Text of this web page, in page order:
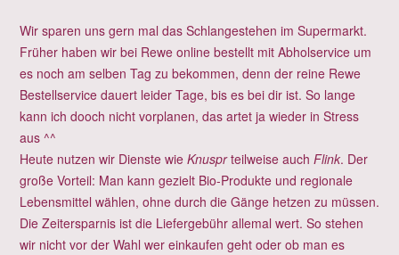
Wir sparen uns gern mal das Schlangestehen im Supermarkt.
Früher haben wir bei Rewe online bestellt mit Abholservice um
es noch am selben Tag zu bekommen, denn der reine Rewe
Bestellservice dauert leider Tage, bis es bei dir ist. So lange
kann ich dooch nicht vorplanen, das artet ja wieder in Stress
aus ^^
Heute nutzen wir Dienste wie Knusprteilweise auch Flink. Der
große Vorteil: Man kann gezielt Bio-Produkte und regionale
Lebensmittel wählen, ohne durch die Gänge hetzen zu müssen.
Die Zeitersparnis ist die Liefergebühr allemal wert. So stehen
wir nicht vor der Wahl wer einkaufen geht oder ob man es